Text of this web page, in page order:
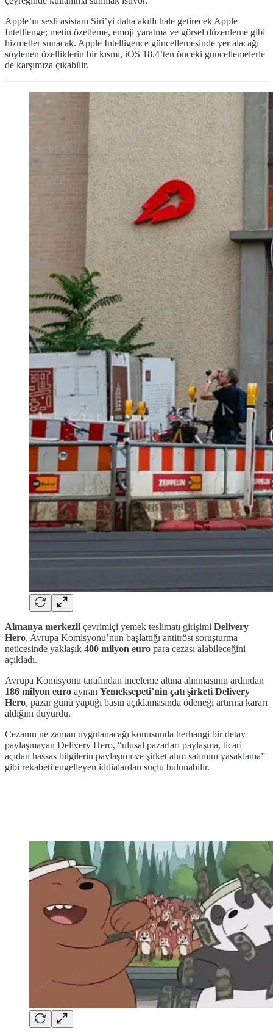
Apple’ın sesli asistanı Siri’yi daha akıllı hale getirecek Apple
Intellienge; metin özetleme, emoji yaratma ve görsel düzenleme gibi
hizmetler sunacak. Apple Intelligence güncellemesinde yer alacağı
söylenen özelliklerin bir kısmı, iOS 18.4’ten önceki güncellemelerle
de karşımıza çıkabilir.
Almanya merkezli çevrimiçi yemek teslimatı girişimi Delivery
Hero, Avrupa Komisyonu’nun başlattığı antitröst soruşturma
neticesinde yaklaşık 400 milyon euro para cezası alabileceğini
açıkladı.
Avrupa Komisyonu tarafından inceleme altına alınmasının ardından
186 milyon euro ayıran Yemeksepeti’nin çatı şirketi Delivery
Hero, pazar günü yaptığı basın açıklamasında ödeneği artırma kararı
aldığını duyurdu.
Cezanın ne zaman uygulanacağı konusunda herhangi bir detay
paylaşmayan Delivery Hero, “ulusal pazarları paylaşma, ticari
açıdan hassas bilgilerin paylaşımı ve şirket alım satımını yasaklama”
gibi rekabeti engelleyen iddialardan suçlu bulunabilir.